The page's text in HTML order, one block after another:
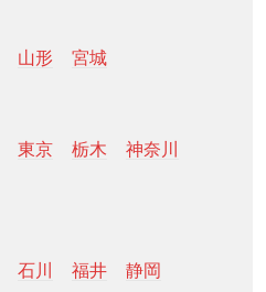
山形 宮城
東京 栃木
神奈川
石川 福井 静岡